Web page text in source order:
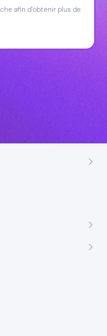
afin d'obtenir plus de